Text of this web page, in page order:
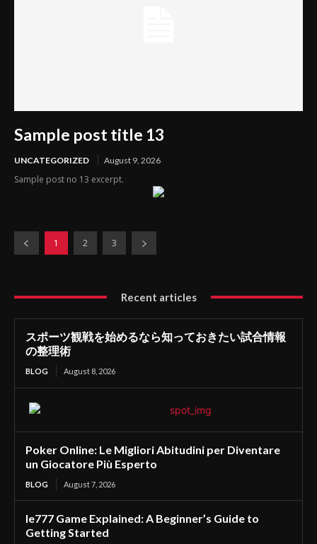
Sample post title 13
UNCATEGORIZED August 9, 2026
Sample post no 13 excerpt.
1 2 3
Recent articles
スポーツ観戦を始めるなら知っておきたい試合情報
の整理術
BLOG August 8, 2026
Poker Online: Le Migliori Abitudini per Diventare
un Giocatore Più Esperto
BLOG August 7, 2026
Ie777 Game Explained: A Beginner’s Guide to
Getting Started